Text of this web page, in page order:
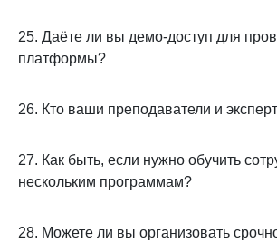
25. Даёте ли вы демо-доступ для
платформы?
26. Кто ваши преподаватели и
27. Как быть, если нужно обучить
нескольким программам?
28. Можете ли вы организовать